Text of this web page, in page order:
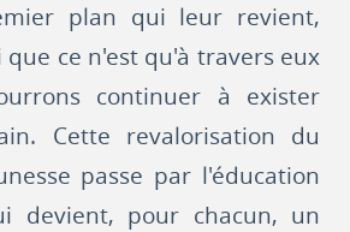
plan qui leur revient,
ce n'est qu'à travers eux
continuer à exister
Cette revalorisation du
passe par l'éducation
devient, pour chacun, un